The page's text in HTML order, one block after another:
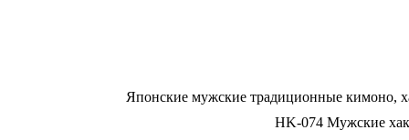
Японские мужские традиционные кимоно,
HK-074 Мужские